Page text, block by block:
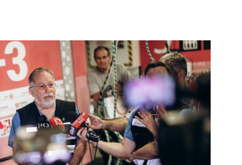
בית
החולים
כרמל
נקלטה
ברמב"ם